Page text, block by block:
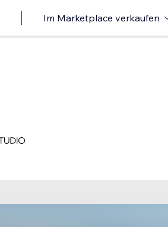
Im Marketplace verkaufen